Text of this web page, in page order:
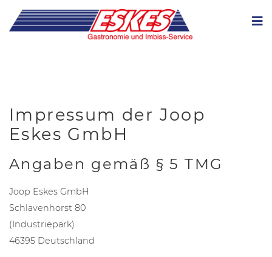
Impressum der Joop
Eskes GmbH
Angaben gemäß § 5 TMG
Joop Eskes GmbH
Schlavenhorst 80
(Industriepark)
46395 Deutschland